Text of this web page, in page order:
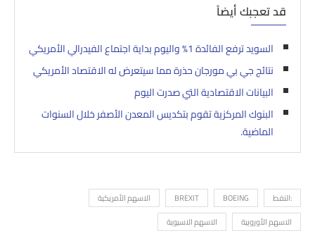
قد تعجبك أيضاً
السويد ترفع الفائدة 1% واليوم بداية اجتماع الفيدرالي الأمريكي
نتائج جي بي مورجان حذرة مما سيتعرض له الاقتصاد الأمريكي
البيانات الاقتصادية التي صدرت اليوم
البنوك المركزية تقوم بتكديس المعدن الأصفر خلال السنوات
الماضية.
:النفط BOEING
BREXIT
الاسهم الأمريكية
الاسهم الأوروبية
الاسهم الاسيوية